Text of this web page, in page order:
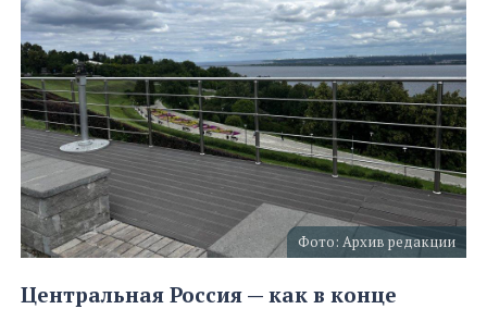
Фото: Архив редакции
Центральная Россия — как в конце